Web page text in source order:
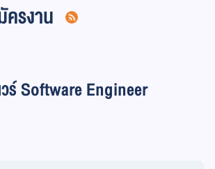
รงาน
ร์ Software Engineer